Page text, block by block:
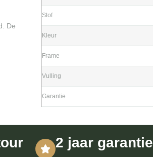
De
Stof
Kleur
Frame
Vulling
Garantie
2 jaar garantie